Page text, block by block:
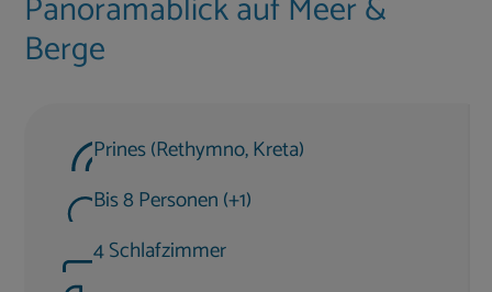
Berge
Prines (Rethymno, Kreta)
Bis 8 Personen (+1)
4 Schlafzimmer